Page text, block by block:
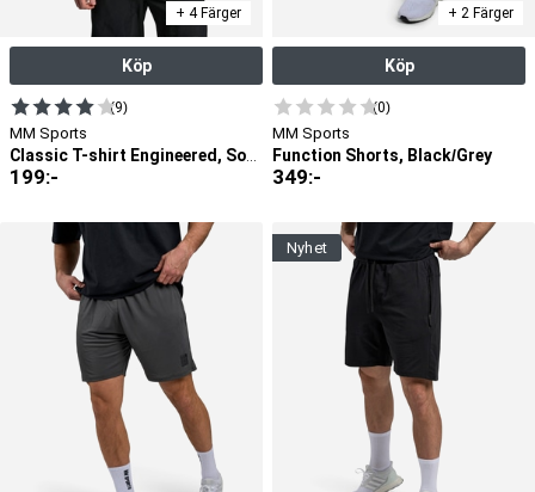
+ 4 Färger
Köp
(9)
MM Sports
199:-
+ 2 Färger
Köp
(0)
MM Sports
Function Shorts, Black/Grey
349:-
nyhet